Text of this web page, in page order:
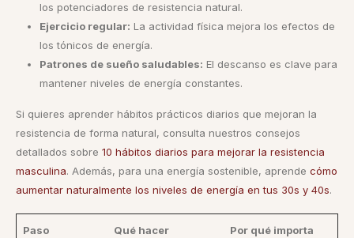
los potenciadores de resistencia natural.
Ejercicio regular: La actividad física mejora los efectos de
los tónicos de energía.
Patrones de sueño saludables: El descanso es clave para
mantener niveles de energía constantes.
Si quieres aprender hábitos prácticos diarios que mejoran la
resistencia de forma natural, consulta nuestros consejos
detallados sobre 10 hábitos diarios para mejorar la resistencia
masculina. Además, para una energía sostenible, aprende cómo
aumentar naturalmente los niveles de energía en tus 30s y 40s.
Paso Qué hacer Por qué importa